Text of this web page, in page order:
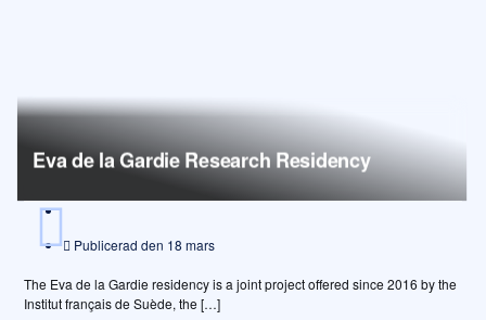
Eva de la Gardie Research Residency
Publicerad den 18 mars
The Eva de la Gardie residency is a joint project offered since 2016 by the
Institut français de Suède, the […]